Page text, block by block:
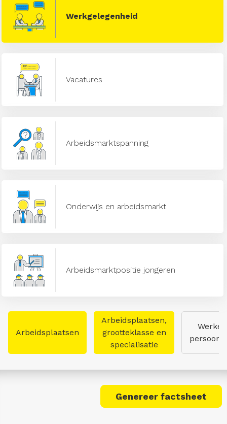
Werkgelegenheid
Vacatures
Arbeidsmarktspanning
Onderwijs en arbeidsmarkt
Arbeidsmarktpositie jongeren
Arbeidsplaatsen
Arbeidsplaatsen,
grootteklasse en
specialisatie
Genereer factsheet